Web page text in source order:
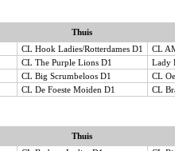
Thuis
CL Hook Ladies/Rotterdames D1
CL
CL The Purple Lions D1
Lady
CL Big Scrumbeloos D1
CL
CL De Foeste Moiden D1 CL
Thuis